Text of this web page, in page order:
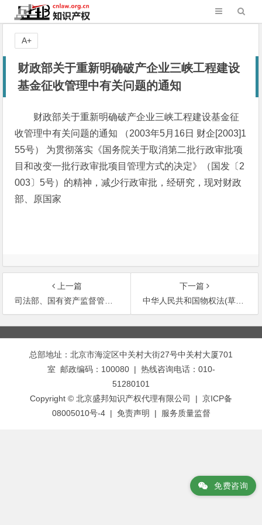
财政部关于重新明确破产企业三峡工程建设
基金征收管理中有关问题的通知
财政部关于重新明确破产企业三峡工程建设基金征
收管理中有关问题的通知 （2003年5月16日 财企[2003]1
55号） 为贯彻落实《国务院关于取消第二批行政审批项
目和改变一批行政审批项目管理方式的决定》（国发〔2
003〕5号）的精神，减少行政审批，经研究，现对财政
部、原国家
A+
上一篇
司法部、国有资产监督管理委员会、财政部、中国银行业监督管理委员会、劳动和社会保障部关于监狱企业实施政
下一篇
中华人民共和国物权法(草案)
文
章
总部地址：北京市海淀区中关村大街27号中关村大厦701
室 邮政编码：100080 | 热线咨询电话：010-
51280101
Copyright © 北京盛邦知识产权代理有限公司 | 京ICP备
08005010号-4 | 免责声明 | 服务质量监督
免费咨询